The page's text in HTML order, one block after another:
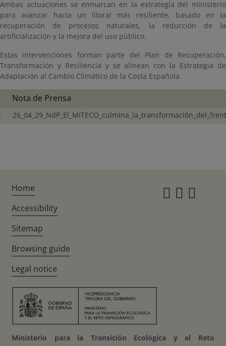
Ambas actuaciones se enmarcan en la estrategia del ministerio
para avanzar hacia un litoral más resiliente, basado en la
recuperación de procesos naturales, la reducción de la
artificialización y la mejora del uso público.
Estas intervenciones forman parte del Plan de Recuperación,
Transformación y Resiliencia y se alinean con la Estrategia de
Adaptación al Cambio Climático de la Costa Española.
Nota de Prensa
Home
Accessibility
Sitemap
Browsing guide
Legal notice
Ministerio para la Transición Ecológica y el Reto